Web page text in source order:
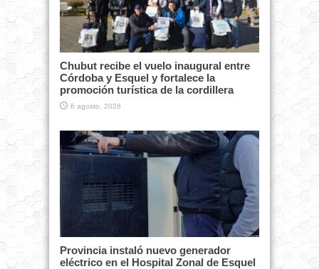
Chubut recibe el vuelo inaugural entre
Córdoba y Esquel y fortalece la
promoción turística de la cordillera
6 agosto, 2026
Provincia instaló nuevo generador
eléctrico en el Hospital Zonal de Esquel